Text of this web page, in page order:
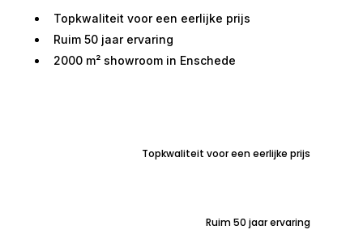
Topkwaliteit voor een eerlijke prijs
Ruim 50 jaar ervaring
2000 m² showroom in Enschede
Topkwaliteit voor een eerlijke prijs
Ruim 50 jaar ervaring
Eettafel Assen Mango